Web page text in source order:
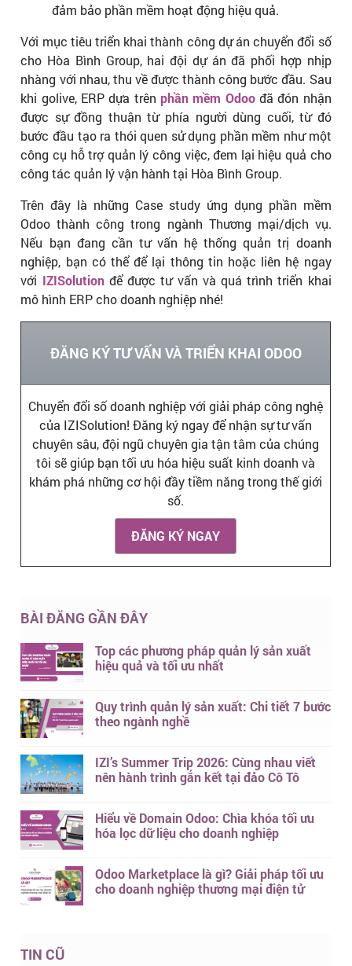
đảm bảo phần mềm hoạt động hiệu quả.
Với mục tiêu triển khai thành công dự án chuyển đổi số
cho Hòa Bình Group, hai đội dự án đã phối hợp nhịp
nhàng với nhau, thu về được thành công bước đầu. Sau
khi golive, ERP dựa trên phần mềm Odoođã đón nhận
được sự đồng thuận từ phía người dùng cuối, từ đó
bước đầu tạo ra thói quen sử dụng phần mềm như một
công cụ hỗ trợ quản lý công việc, đem lại hiệu quả cho
công tác quản lý vận hành tại Hòa Bình Group.
Trên đây là những Case study ứng dụng phần mềm
Odoo thành công trong ngành Thương mại/dịch vụ.
Nếu bạn đang cần tư vấn hệ thống quản trị doanh
nghiệp, bạn có thể để lại thông tin hoặc liên hệ ngay
với IZISolutionđể được tư vấn và quá trình triển khai
mô hình ERP cho doanh nghiệp nhé!
ĐĂNG KÝ TƯ VẤN VÀ TRIỂN KHAI ODOO
Chuyển đổi số doanh nghiệp với giải pháp công nghệ
của IZISolution! Đăng ký ngay để nhận sự tư vấn
chuyên sâu, đội ngũ chuyên gia tận tâm của chúng
tôi sẽ giúp bạn tối ưu hóa hiệu suất kinh doanh và
khám phá những cơ hội đầy tiềm năng trong thế giới
số.
ĐĂNG KÝ NGAY
BÀI ĐĂNG GẦN ĐÂY
Top các phương pháp quản lý sản xuất
hiệu quả và tối ưu nhất
Quy trình quản lý sản xuất: Chi tiết 7 bước
theo ngành nghề
IZI’s Summer Trip 2026: Cùng nhau viết
nên hành trình gắn kết tại đảo Cô Tô
Hiểu về Domain Odoo: Chìa khóa tối ưu
hóa lọc dữ liệu cho doanh nghiệp
Odoo Marketplace là gì? Giải pháp tối ưu
cho doanh nghiệp thương mại điện tử
TIN CŨ